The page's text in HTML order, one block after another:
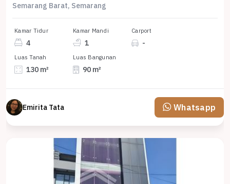
Semarang Barat, Semarang
Kamar Tidur
4
Kamar Mandi
1
Carport
-
Luas Tanah
130 m²
Luas Bangunan
90 m²
Emirita Tata Whatsapp